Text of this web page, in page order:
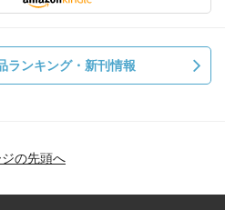
ランキング・新刊情報
の先頭へ